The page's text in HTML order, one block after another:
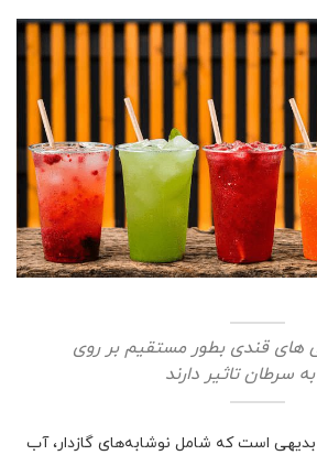
های قندی بطور مستقیم بر روی
به سرطان تاثیر دارند
است که شامل نوشابه‌های گازدار، آب